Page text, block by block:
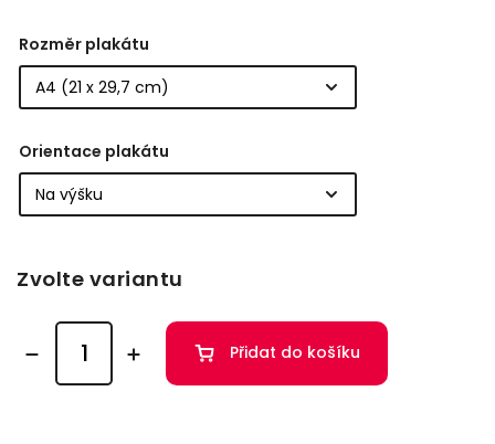
Rozměr plakátu
Orientace plakátu
Zvolte variantu
Přidat do košíku